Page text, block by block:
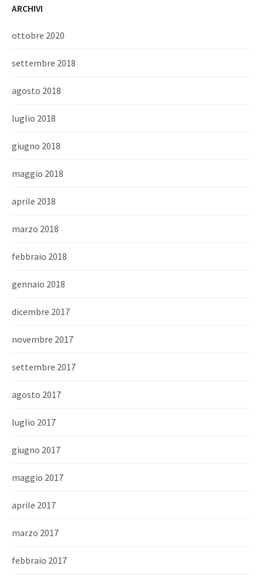
ARCHIVI
ottobre 2020
settembre 2018
agosto 2018
luglio 2018
giugno 2018
maggio 2018
aprile 2018
marzo 2018
febbraio 2018
gennaio 2018
dicembre 2017
novembre 2017
settembre 2017
agosto 2017
luglio 2017
giugno 2017
maggio 2017
aprile 2017
marzo 2017
febbraio 2017